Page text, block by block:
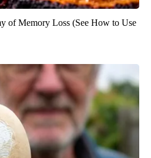
of Memory Loss (See How to Use